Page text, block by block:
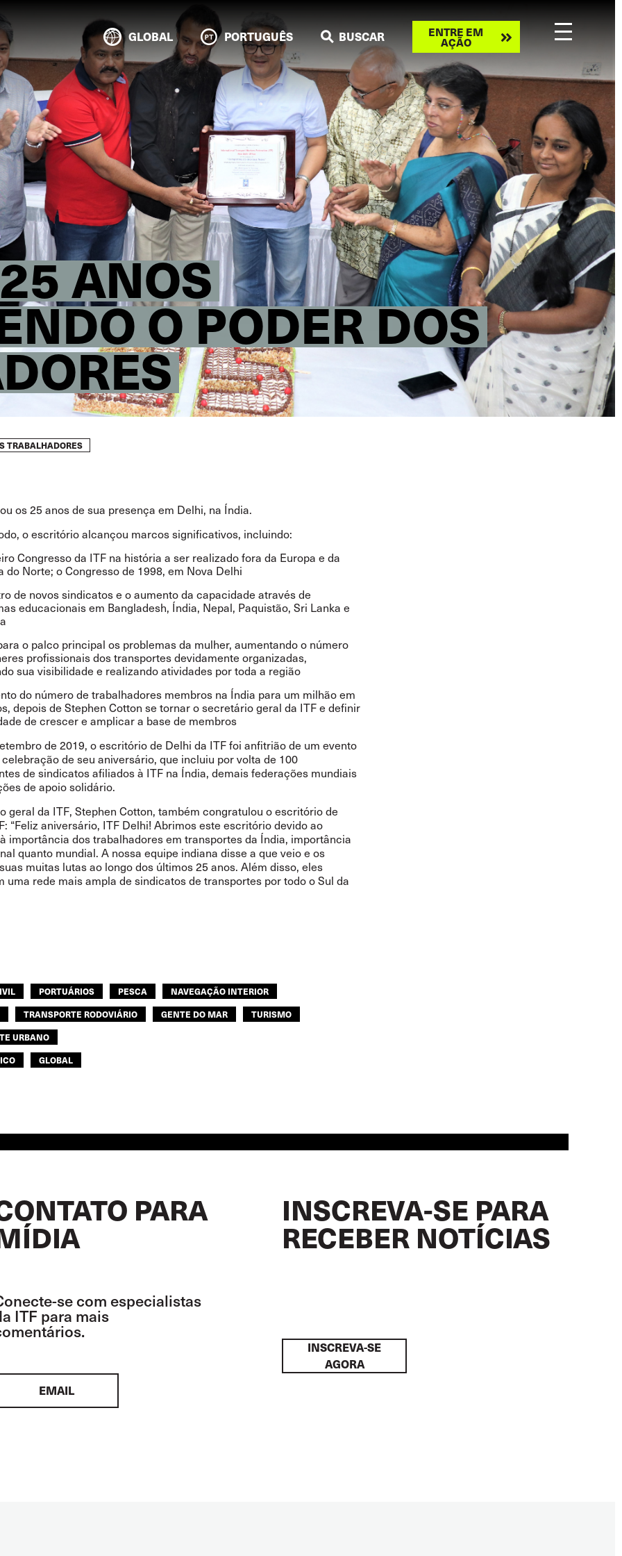
ANOS
O PODER DOS
GLOBAL PORTUGUÊS BUSCAR
Take
action
ENTRE EM
AÇÃO
TRABALHADORES
os 25 anos de sua presença em Delhi, na Índia.
o escritório alcançou marcos significativos, incluindo:
Congresso da ITF na história a ser realizado fora da Europa e da
do Norte; o Congresso de 1998, em Nova Delhi
de novos sindicatos e o aumento da capacidade através de
educacionais em Bangladesh, Índia, Nepal, Paquistão, Sri Lanka e
o palco principal os problemas da mulher, aumentando o número
profissionais dos transportes devidamente organizadas,
sua visibilidade e realizando atividades por toda a região
do número de trabalhadores membros na Índia para um milhão em
depois de Stephen Cotton se tornar o secretário geral da ITF e definir
de crescer e amplicar a base de membros
de 2019, o escritório de Delhi da ITF foi anfitrião de um evento
de seu aniversário, que incluiu por volta de 100
de sindicatos afiliados à ITF na Índia, demais federações mundiais
de apoio solidário.
geral da ITF, Stephen Cotton, também congratulou o escritório de
“Feliz aniversário, ITF Delhi! Abrimos este escritório devido ao
importância dos trabalhadores em transportes da Índia, importância
quanto mundial. A nossa equipe indiana disse a que veio e os
muitas lutas ao longo dos últimos 25 anos. Além disso, eles
uma rede mais ampla de sindicatos de transportes por todo o Sul da
PORTUÁRIOS PESCA
NAVEGAÇÃO INTERIOR
TRANSPORTE RODOVIÁRIO GENTE DO MAR
TURISMO
URBANO
GLOBAL
PARA
se com especialistas
ITF para mais
EMAIL
INSCREVA-SE PARA
RECEBER NOTÍCIAS
INSCREVA-SE
AGORA